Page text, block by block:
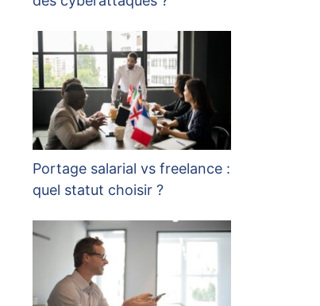
Portage salarial vs freelance :
quel statut choisir ?